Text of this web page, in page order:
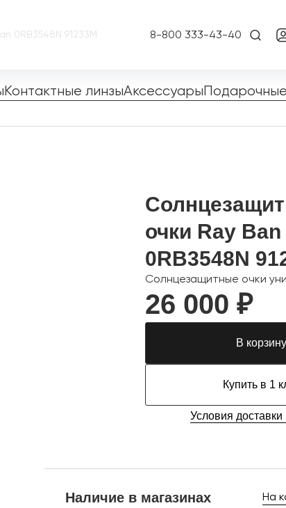
8-800 333-43-40
0RB3548N 91233M
Контактные линзыАксессуары
очки Ray Ban
0RB3548N
Солнцезащитные очки
26 000 ₽
В корзину
Купить в 1
Условия
Наличие в магазинах На